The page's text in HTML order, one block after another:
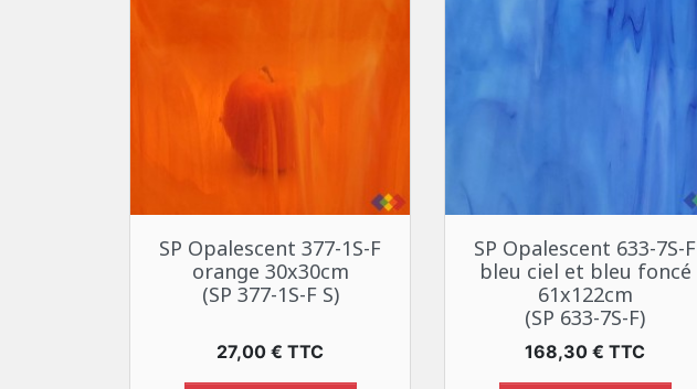
Aperçu rapide
SP Opalescent 377-1S-F
orange 30x30cm
(SP 377-1S-F S)
Prix
27,00 € TTC
Aperçu rapide
SP Opalescent 633-7S-F
bleu ciel et bleu foncé
61x122cm
(SP 633-7S-F)
Prix
168,30 € TTC